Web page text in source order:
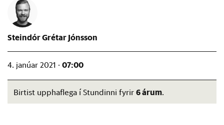
Steindór Grétar Jónsson
4. janúar 2021 · 07:00
Birtist upphaflega í Stundinni fyrir 6 árum.